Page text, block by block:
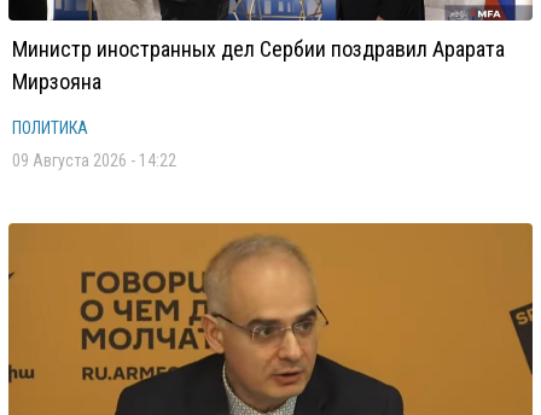
Министр иностранных дел Сербии поздравил Арарата
Мирзояна
ПОЛИТИКА
09 Августа 2026 - 14:22